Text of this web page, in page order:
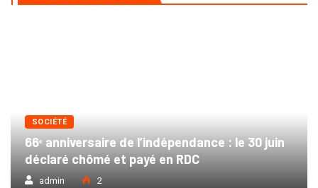
SOCIÉTÉ
66ᵉ anniversaire de l’indépendance : le 30 juin
déclaré chômé et payé en RDC
admin 2